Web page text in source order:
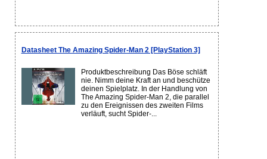
Datasheet The Amazing Spider-Man 2 [PlayStation 3]
Produktbeschreibung Das Böse schläft
nie. Nimm deine Kraft an und beschütze
deinen Spielplatz. In der Handlung von
The Amazing Spider-Man 2, die parallel
zu den Ereignissen des zweiten Films
verläuft, sucht Spider-...